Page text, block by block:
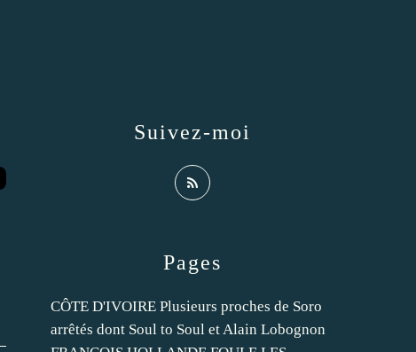
Pages
CÔTE D'IVOIRE Plusieurs proches de Soro
arrêtés dont Soul to Soul et Alain Lobognon
Suivez-moi